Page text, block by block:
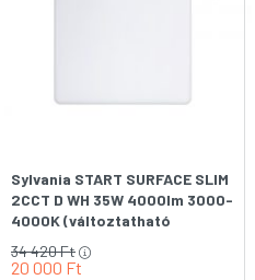
Sylvania START SURFACE SLIM
2CCT D WH 35W 4000lm 3000-
4000K (változtatható
LED-es fali-mennyezeti lámpa
20 000 Ft
34 420Ft